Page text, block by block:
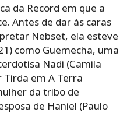
da Record em que a
Antes de dar às caras
Nebset, ela esteve
como Guemecha, uma
Nadi (Camila
Tirda em A Terra
da tribo de
de Haniel (Paulo